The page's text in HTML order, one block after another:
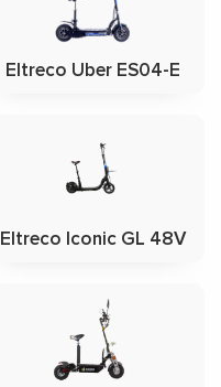
Eltreco Uber ES04-E
Eltreco Iconic GL 48V